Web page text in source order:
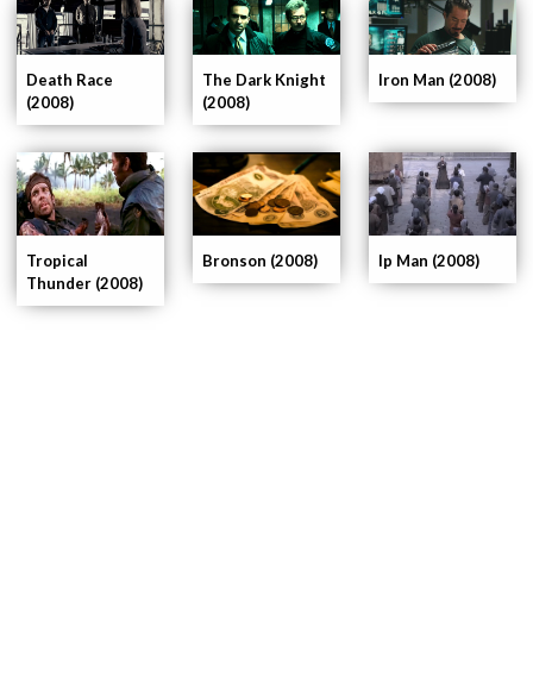
Ip Man (2008)
Bronson (2008)
Tropical
Thunder (2008)
Iron Man (2008)
The Dark Knight
(2008)
Death Race
(2008)